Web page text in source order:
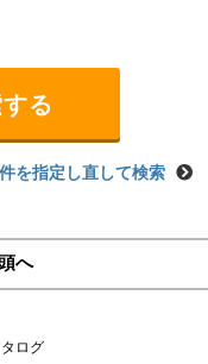
を指定し直して検索
へ
ログ